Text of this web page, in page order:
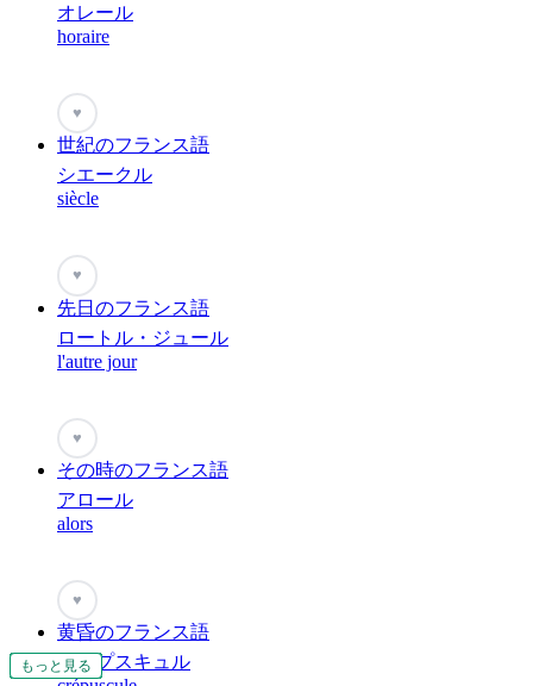
もっと見る
もっと見る
もっと見る
もっと見る
もっと見る
もっと見る
もっと見る
もっと見る
もっと見る
もっと見る
もっと見る
もっと見る
もっと見る
オレール
horaire
♥
世紀のフランス語
シエークル
siècle
♥
先日のフランス語
ロートル・ジュール
l'autre jour
♥
その時のフランス語
アロール
alors
♥
黄昏のフランス語
クレプスキュル
もっと見る
もっと見る
もっと見る
もっと見る
もっと見る
もっと見る
もっと見る
もっと見る